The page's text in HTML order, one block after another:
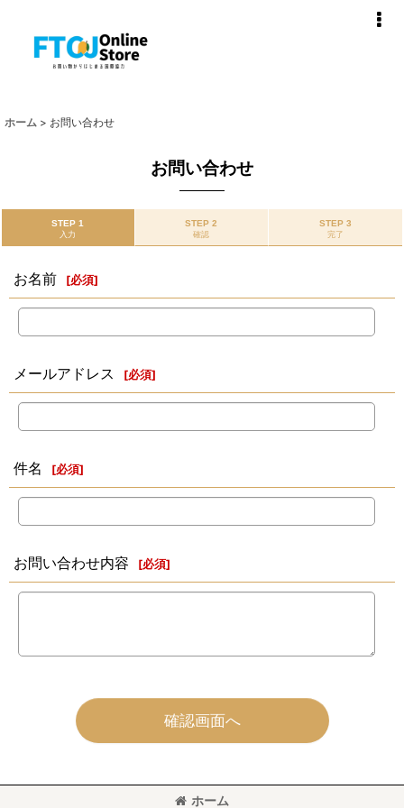
ホーム > お問い合わせ
お問い合わせ
STEP 1
入力
STEP 2
確認
STEP 3
完了
お名前 [必須]
メールアドレス [必須]
件名 [必須]
お問い合わせ内容 [必須]
確認画面へ
ホーム